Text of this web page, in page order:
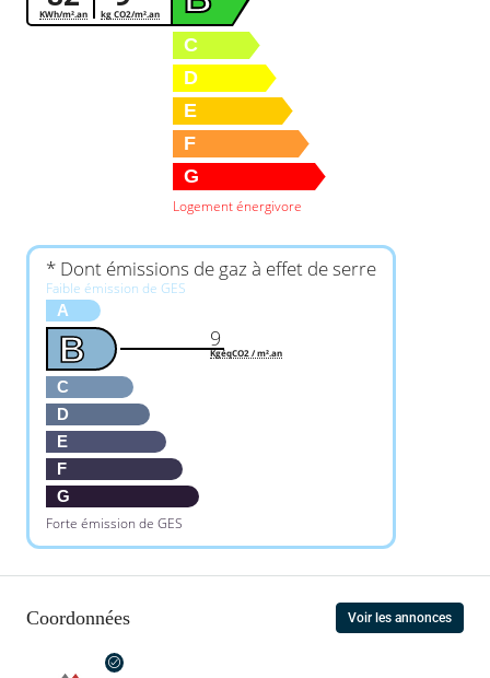
KWh/m².an kg CO2/m².an
C
D
E
F
G
Logement énergivore
* Dont émissions de gaz à effet de serre
Faible émission de GES
A
B
C
D
E
F
G
Forte émission de GES
9
KgéqCO2 / m².an
Coordonnées Voir les annonces